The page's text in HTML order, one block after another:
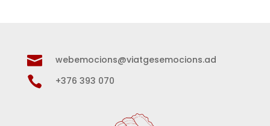
 webemocions@viatgesemocions.ad
 +376 393 070